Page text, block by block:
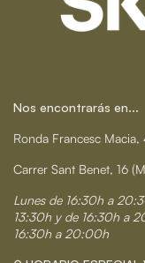
Nos encontrarás en...
Ronda Francesc
Carrer Sant Benet, 16
Lunes de 16:30h a
13:30h y de 16:30h a
16:30h a 20:00h